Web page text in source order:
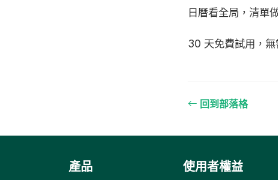
日曆看全局，清單
30 天免費試用，無
回到部落格
產品 使用者權益